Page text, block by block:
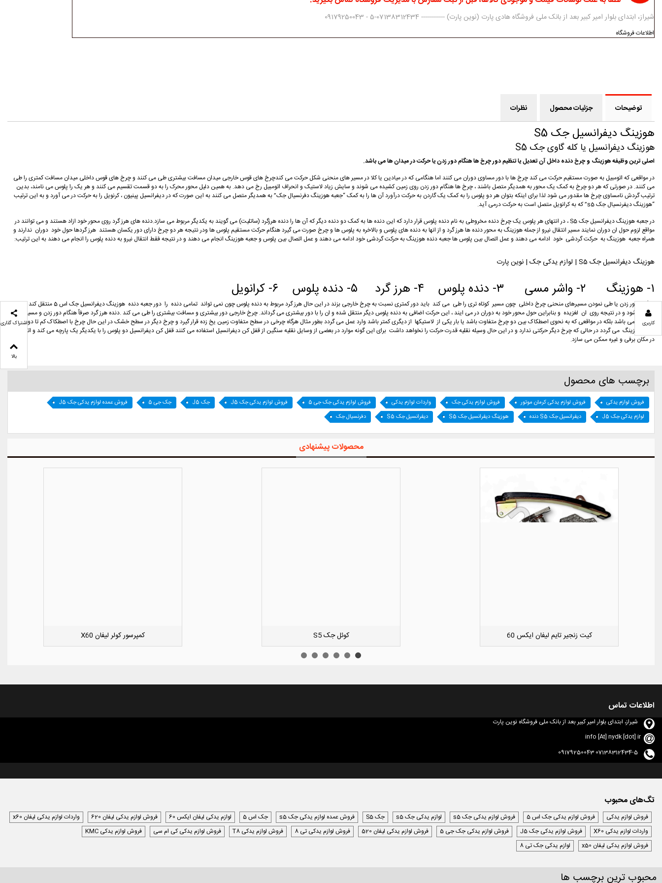
شیراز، ابتدای بلوار امیر کبیر بعد از بانک ملی فروشگاه هادی پارت (نوین پارت) ------------ 07138312434-5 - 09179250043
اطلاعات فروشگاه
توضیحات جزئیات محصول نظرات
هوزینگ دیفرانسیل جک S5
هوزینگ دیفرانسیل یا کله گاوی جک S5
اصلی ترین وظیفه هوزینگ و چرخ دنده داخل آن تعدیل یا تنظیم دور چرخ ها هنگام دور زدن یا حرکت در میدان ها می باشد.
در مواقعی که اتومبیل به صورت مستقیم حرکت می کند چرخ ها با دور مساوی دوران می کنند اما هنگامی که در میادین یا کلا در مسیر های منحنی شکل حرکت می کندچرخ های قوس خارجی میدان مسافت بیشتری طی می کنند و چرخ های قوس داخلی میدان مسافت کمتری را طی
می کنند. در صورتی که هر دو چرخ به کمک یک محور به همدیگر متصل باشند ، چرخ ها هنگام دور زدن روی زمین کشیده می شوند و سایش زیاد لاستیک و انحراف اتومبیل رخ می دهد. به همین دلیل محور محرک را به دو قسمت تقسیم می کنند و هر یک را پلوس می نامند، بدین
ترتیب گردش نامساوی چرخ ها مقدور می شود لذا برای اینکه بتوان هر دو پلوس را به کمک یک گاردن به حرکت درآورد آن ها را به کمک “جعبه هوزینگ دفرنسیال جک” به همدیگر متصل می کنند به این صورت که در دیفرانسیل پینیون ، کرنویل را به حرکت در می آورد و به این ترتیب
“هوزینگ دیفرنسیال جک s5” که به کرانویل متصل است به حرکت درمی آید.
در جعبه هوزینگ دیفرانسیل جک S5 ، در انتهای هر پلوس یک چرخ دنده مخروطی به نام دنده پلوس قرار دارد که این دنده ها به کمک دو دنده دیگر که آن ها را دنده هرزگرد (ساتلیت) می گویند به یکدیگر مربوط می سازد.دنده های هرز گرد روی محور خود ازاد هستند و می توانند در
مواقع لزوم حول ان دوران نمایند مسیر انتقال نیرو از جمله هوزینگ به محور دنده ها هرز گرد و از انها به دنده های پلوس و بالاخره به پلوس ها و چرخ صورت می گیرد هنگام حرکت مستقیم پلوس ها ودر نتیجه هر دو چرخ دارای دور یکسان هستند هرز گردها حول خود دوران ندارند و
همراه جعبه هوزینگ به حرکت گردشی خود ادامه می دهند و عمل اتصال بین پلوس ها جعبه دنده هوزینگ به حرکت گردشی خود ادامه می دهند و عمل اتصال بین پلوس و جعبه هوزینگ انجام می دهند و در نتیجه فقط انتقال نیرو به دنده پلوس را انجام می دهند به این ترتیب:
هوزینگ دیفرانسیل جک S5 | لوازم یدکی جک | نوین پارت
۱- هوزینگ ۲- واشر مسی ۳- دنده پلوس ۴- هرز گرد ۵- دنده پلوس ۶- کرانویل
هنگام دور زدن یا طی نمودن مسیرهای منحنی چرخ داخلی چون مسیر کوتاه تری را طی می کند باید دور کمتری نسبت به چرخ خارجی بزند در این حال هرز گرد مربوط به دنده پلوس چون نمی تواند تمامی دنده را دور جعبه دنده هوزینگ دیفرانسیل جک اس 5 منتقل کند سرعتش
کم می شود و در نتیجه روی ان لغزیده و بنابراین حول محور خود به دوران در می ایند ، این حرکت اضافی به دنده پلوس دیگر منتقل شده و ان را با دور بیشتری می گرداند. چرخ خارجی دور بیشتری و مسافت بیشتری را طی می کند .دنده هرز گرد صرفاٌ هنگام دور زدن و مسیر های
منحنی نمی باشد بلکه در مواقعی که به نحوی اصطکاک بین دو چرخ متفاوت باشد یا بار یکی از لاستیکها از دیگری کمتر باشد وارد عمل می گردد بطور مثال هرگاه چرخی در سطح متفاوت زمین یخ زده قرار گیرد و چرخ دیگر در سطح خشک در این حال چرخ با اصطکاک کم تا دو برابر دور
جعبه هوزینگ می گردد در حالی که چرخ دیگر حرکتی ندارد و در این حال وسیله نقلیه قدرت حرکت را نخواهد داشت برای این گونه موارد در بعضی از وسایل نقلیه سنگین از قفل کن دیفرانسیل استفاده می کنند قفل کن دیفرانسیل دو پلوس را با یکدیگر یک پارچه می کند و اتومبیل را
در مکان برفی و غیره ممکن می سازد.
برچسب های محصول
فروش لوازم یدکی فروش لوازم یدکی کرمان موتور فروش لوازم یدکی جک واردات لوازم یدکی فروش لوازم یدکی جک جی 5 فروش لوازم یدکی جک J5 جک J5 جک جی 5
فروش عمده لوازم یدکی جک J5
لوازم یدکی جک J5
دیفرانسیل جک S5 دنده هوزینگ دیفرانسیل جک S5 دیفرانسیل جک S5 دفرنسیال جک
محصولات پیشنهادی
دوست داشتن
کشویی کوچک سپر عقب راست لیفان ایکس 50 دوست داشتن
کیت زنجیر تایم لیفان ایکس 60 دوست داشتن
کوئل جک S5
اطلاعات تماس
شیراز، ابتدای بلوار امیر کبیر بعد از بانک ملی فروشگاه نوین پارت
info [At] nydk [dot] ir
07138312434-5 09179250043
تگ‌های محبوب
فروش لوازم یدکی فروش لوازم یدکی جک اس 5 فروش لوازم یدکی جک s5 لوازم یدکی جک s5 جک S5 فروش عمده لوازم یدکی جک s5 جک اس 5 لوازم یدکی لیفان ایکس 60 فروش لوازم یدکی لیفان 620
واردات لوازم یدکی لیفان x60
واردات لوازم یدکی X60
فروش لوازم یدکی جک J5 فروش لوازم یدکی جک جی 5 فروش لوازم یدکی لیفان 520 فروش لوازم یدکی تی 8 فروش لوازم یدکی T8 فروش لوازم یدکی کی ام سی
فروش لوازم یدکی KMC
فروش لوازم یدکی لیفان x50
لوازم یدکی جک تی 8
محبوب ترین برچسب ها
کاربری اشتراک گذاری
بالا